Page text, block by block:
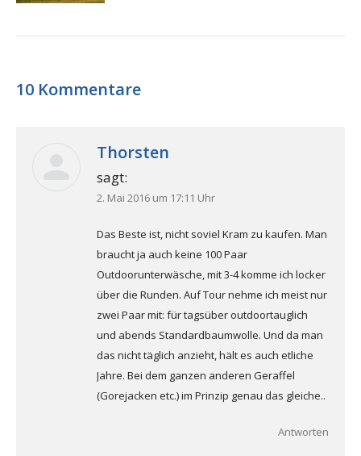
10 Kommentare
Thorsten
sagt:
2. Mai 2016 um 17:11 Uhr
Das Beste ist, nicht soviel Kram zu kaufen. Man
braucht ja auch keine 100 Paar
Outdoorunterwäsche, mit 3-4 komme ich locker
über die Runden. Auf Tour nehme ich meist nur
zwei Paar mit: für tagsüber outdoortauglich
und abends Standardbaumwolle. Und da man
das nicht täglich anzieht, hält es auch etliche
Jahre. Bei dem ganzen anderen Geraffel
(Gorejacken etc.) im Prinzip genau das gleiche..
Antworten